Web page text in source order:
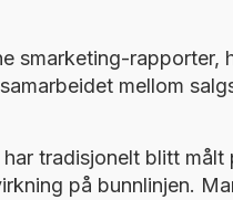
smarketing-rapporter,
mellom
tradisjonelt blitt
på bunnlinjen.